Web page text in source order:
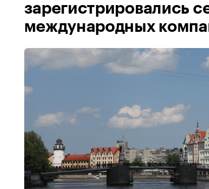
зарегистрировались
международных